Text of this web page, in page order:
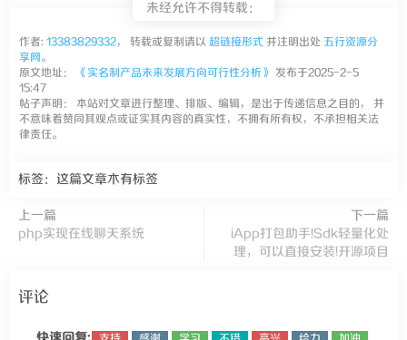
未经允许不得转载：
作者: 13383829332， 转载或复制请以 超链接形式 并注明出处 五行资源分
享网。
原文地址：
《实名制产品未来发展方向可行性分析》 发布于2025-2-5
15:47
帖子声明： 本站对文章进行整理、排版、编辑，是出于传递信息之目的， 并
不意味着赞同其观点或证实其内容的真实性，不拥有所有权，不承担相关法
律责任。
标签：这篇文章木有标签
上一篇
php实现在线聊天系统
下一篇
iApp打包助手!Sdk轻量化处
理，可以直接安装!开源项目
评论